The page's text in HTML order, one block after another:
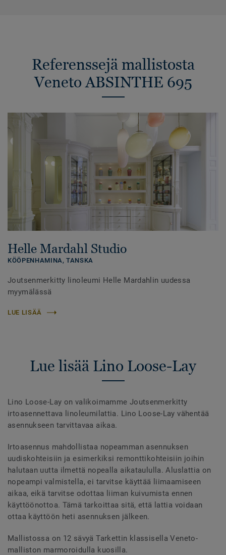
Referenssejä mallistosta
Veneto ABSINTHE 695
Helle Mardahl Studio
KÖÖPENHAMINA,TANSKA
Joutsenmerkitty linoleumi Helle Mardahlin uudessa
myymälässä
LUE LISÄÄ
Lue lisää Lino Loose-Lay
Lino Loose-Lay on valikoimamme Joutsenmerkitty
irtoasennettava linoleumilattia. Lino Loose-Lay vähentää
asennukseen tarvittavaa aikaa.
Irtoasennus mahdollistaa nopeamman asennuksen
uudiskohteisiin ja esimerkiksi remonttikohteisiin joihin
halutaan uutta ilmettä nopealla aikataululla. Aluslattia on
nopeampi valmistella, ei tarvitse käyttää liimaamiseen
aikaa, eikä tarvitse odottaa liiman kuivumista ennen
käyttöönottoa. Tämä tarkoittaa sitä, että lattia voidaan
ottaa käyttöön heti asennuksen jälkeen.
Mallistossa on 12 sävyä Tarkettin klassisella Veneto-
malliston marmoroidulla kuosilla.